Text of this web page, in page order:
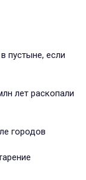
пустыне, если
лет раскопали
городов